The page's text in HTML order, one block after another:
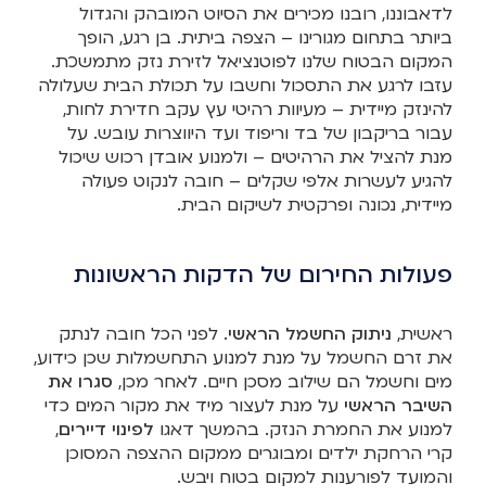
לדאבוננו, רובנו מכירים את הסיוט המובהק והגדול
ביותר בתחום מגורינו – הצפה ביתית. בן רגע, הופך
המקום הבטוח שלנו לפוטנציאל לזירת נזק מתמשכת.
עזבו לרגע את התסכול וחשבו על תכולת הבית שעלולה
להינזק מיידית – מעיוות רהיטי עץ עקב חדירת לחות,
עבור בריקבון של בד וריפוד ועד היווצרות עובש. על
מנת להציל את הרהיטים – ולמנוע אובדן רכוש שיכול
להגיע לעשרות אלפי שקלים – חובה לנקוט פעולה
מיידית, נכונה ופרקטית לשיקום הבית.
פעולות החירום של הדקות הראשונות
ראשית, ניתוק החשמל הראשי. לפני הכל חובה לנתק
את זרם החשמל על מנת למנוע התחשמלות שכן כידוע,
מים וחשמל הם שילוב מסכן חיים. לאחר מכן, סגרו את
השיבר הראשי על מנת לעצור מיד את מקור המים כדי
למנוע את החמרת הנזק. בהמשך דאגו לפינוי דיירים,
קרי הרחקת ילדים ומבוגרים ממקום ההצפה המסוכן
והמועד לפורענות למקום בטוח ויבש.